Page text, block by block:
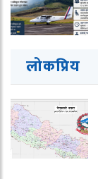
लोकप्रिय